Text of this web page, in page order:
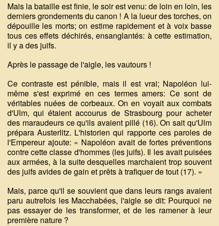
Mais la bataille est finie, le soir est venu: de loin en loin, les
derniers grondements du canon ! A la lueur des torches, on
dépouille les morts; on estime rapidement et à voix basse
tous ces effets déchirés, ensanglantés: à cette estimation,
il y a des juifs.
Après le passage de l'aigle, les vautours !
Ce contraste est pénible, mais il est vrai; Napoléon lui-
même s'est exprimé en ces termes amers: Ce sont de
véritables nuées de corbeaux. On en voyait aux combats
d'Ulm, qui étaient accourus de Strasbourg pour acheter
des maraudeurs ce qu'ils avaient pillé (16). On sait qu'Ulm
prépara Austerlitz. L'historien qui rapporte ces paroles de
l'Empereur ajoute: « Napoléon avait de fortes préventions
contre cette classe d'hommes (les juifs). Il les avait puisées
aux armées, à la suite desquelles marchaient trop souvent
des juifs avides de gain et prêts à trafiquer de tout (17). »
Mais, parce qu'il se souvient que dans leurs rangs avaient
paru autrefois les Macchabées, l'aigle se dit: Pourquoi ne
pas essayer de les transformer, et de les ramener à leur
première nature ?